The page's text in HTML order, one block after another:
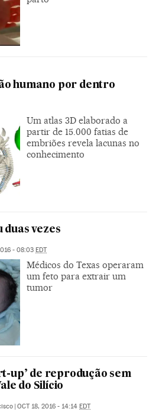
humano por dentro
Um atlas 3D elaborado a
partir de 15.000 fatias de
embriões revela lacunas no
conhecimento
duas vezes
- 08:03 EDT
Médicos do Texas operaram
um feto para extrair um
tumor
up’ de reprodução sem
do Silício
OCT 18, 2016 - 14:14 EDT